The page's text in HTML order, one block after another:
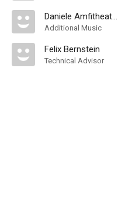
Daniele Amfitheatrof
Additional Music
Felix Bernstein
Technical Advisor